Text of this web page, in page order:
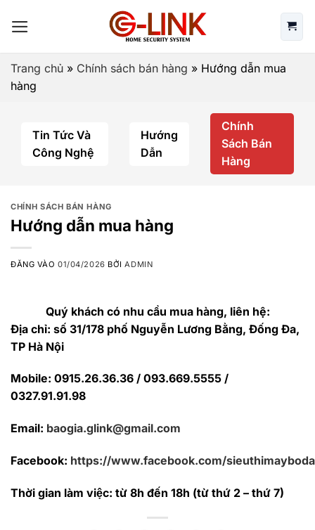
qua
dung
Trang chủ » Chính sách bán hàng » Hướng dẫn mua
hàng
Tin Tức Và
Công Nghệ
Hướng
Dẫn
Chính
Sách Bán
Hàng
CHÍNH SÁCH BÁN HÀNG
Hướng dẫn mua hàng
ĐĂNG VÀO01/04/2026 BỞIADMIN
Quý khách có nhu cầu mua hàng, liên hệ:
Địa chỉ: số 31/178 phố Nguyễn Lương Bằng, Đống Đa,
TP Hà Nội
Mobile: 0915.26.36.36 / 093.669.5555 /
0327.91.91.98
Email: baogia.glink@gmail.com
Facebook: https://www.facebook.com/
Thời gian làm việc: từ 8h đến 18h (từ thứ 2 – thứ 7)